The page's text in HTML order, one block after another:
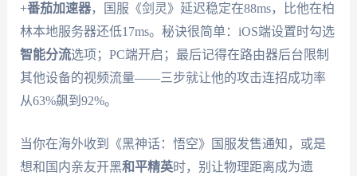
+番茄加速器，国服《剑灵》延迟稳定在88ms，比他在柏
林本地服务器还低17ms。秘诀很简单：iOS端设置时勾选
智能分流选项；PC端开启 ；最后记得在路由器后台限制
其他设备的视频流量——三步就让他的攻击连招成功率
从63%飙到92%。
当你在海外收到《黑神话：悟空》国服发售通知，或是
想和国内亲友开黑和平精英时，别让物理距离成为遗